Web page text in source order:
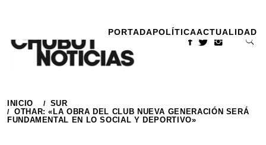
contenido
PORTADAPOLÍTICAACTUALIDAD
INICIO
SUR
OTHAR: «LA OBRA DEL CLUB NUEVA GENERACIÓN SERÁ
FUNDAMENTAL EN LO SOCIAL Y DEPORTIVO»